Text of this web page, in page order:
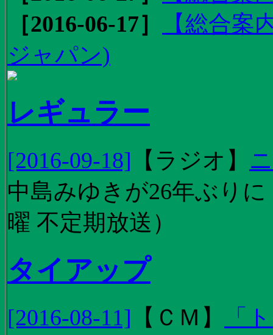
［2016-06-17］
【総合
ジャパン)
レギュラー
[2016-09-18] 【 ラジオ 】
中島みゆきが26年ぶり
曜 不定期放送）
タイアップ
[2016-08-11] 【 ＣＭ 】
「